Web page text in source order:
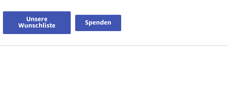
Unsere
Wunschliste
Spenden